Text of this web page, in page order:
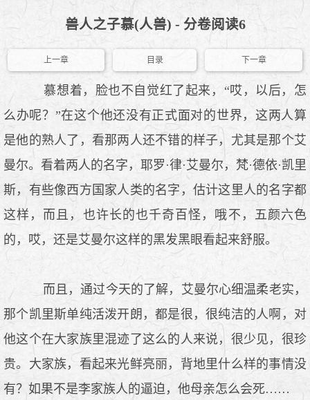
兽人之子慕(人兽) - 分卷阅读6
上一章 目录 下一章
慕想着，脸也不自觉红了起来，“哎，以后，怎
么办呢？”在这个他还没有正式面对的世界，这两人算
是他的熟人了，看那两人还不错的样子，尤其是那个艾
曼尔。看着两人的名字，耶罗·律·艾曼尔，梵·德依·凯里
斯，有些像西方国家人类的名字，估计这里人的名字都
这样，而且，也许长的也千奇百怪，哦不，五颜六色
的，哎，还是艾曼尔这样的黑发黑眼看起来舒服。
而且，通过今天的了解，艾曼尔心细温柔老实，
那个凯里斯单纯活泼开朗，都是很，很纯洁的人啊，对
他这个在大家族里混迹了这么的人来说，很少见，很珍
贵。大家族，看起来光鲜亮丽，背地里什么样的事情没
有？如果不是李家族人的逼迫，他母亲怎么会死……